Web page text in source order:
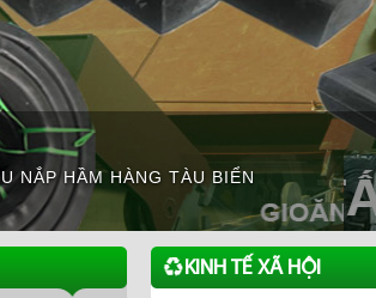
NẮP HẦM HÀNG TÀU BIỂN
KINH TẾ XÃ HỘI